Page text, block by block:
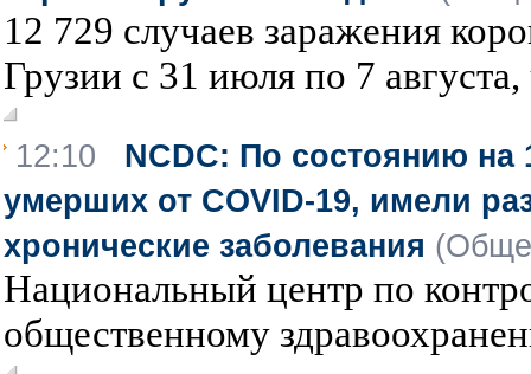
12 729 случаев заражения
Грузии с 31 июля по 7
12:10 NCDC: По состоянию на
умерших от COVID-19, имели
хронические заболевания
Национальный центр по
общественному